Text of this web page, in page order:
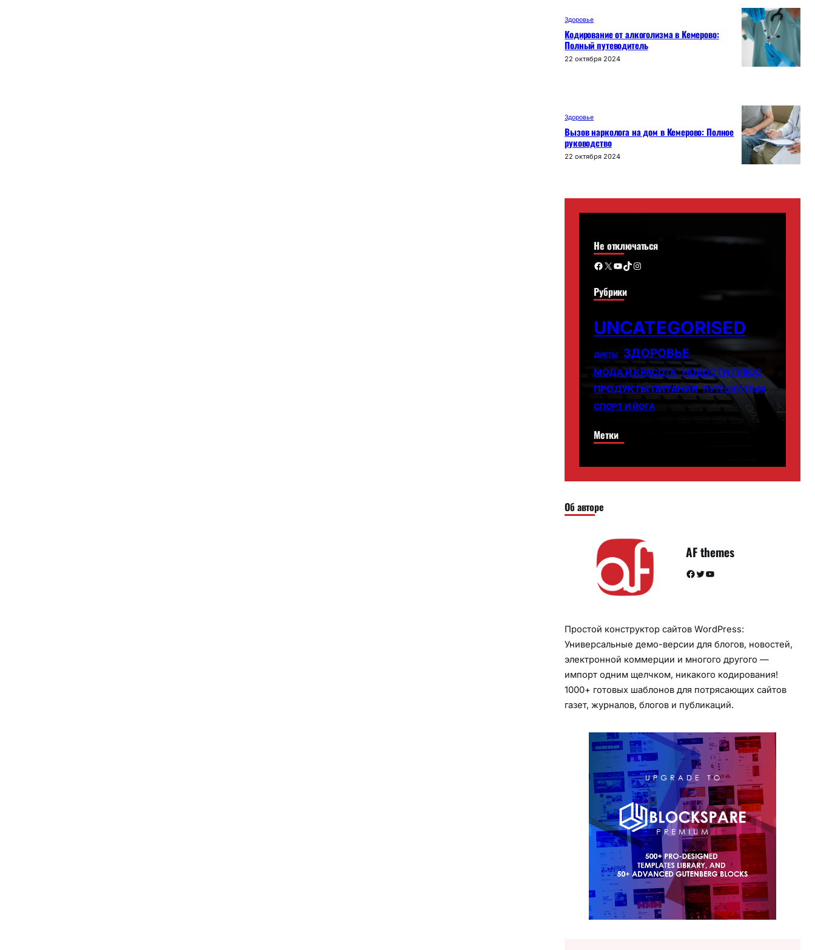
Здоровье
Кодирование от алкоголизма в Кемерово:
Полный путеводитель
22 октября 2024
Здоровье
Вызов нарколога на дом в Кемерово: Полное
руководство
22 октября 2024
Не отключаться
Facebook X YouTube TikTok Instagram
Рубрики
UNCATEGORISED
ДИЕТЫ ЗДОРОВЬЕ
МОДА И КРАСОТА НОВОСТИ ПЛЮС
ПРОДУКТЫ ПИТАНИЯ ПУТЕШЕСТВИЯ
СПОРТ И ЙОГА
Метки
Об авторе
AF themes
Facebook Twitter YouTube
Простой конструктор сайтов WordPress:
Универсальные демо-версии для блогов, новостей,
электронной коммерции и многого другого —
импорт одним щелчком, никакого кодирования!
1000+ готовых шаблонов для потрясающих сайтов
газет, журналов, блогов и публикаций.